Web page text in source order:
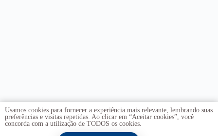
Usamos cookies para fornecer a experiência mais relevante, lembrando suas
preferências e visitas repetidas. Ao clicar em “Aceitar cookies”, você
concorda com a utilização de TODOS os cookies.